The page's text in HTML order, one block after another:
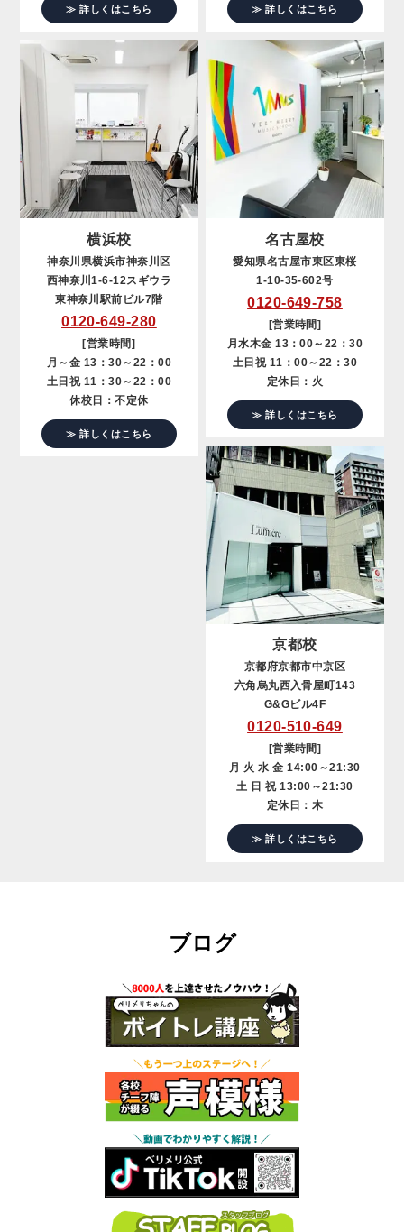
≫ 詳しくはこちら ≫ 詳しくはこちら
横浜校
神奈川県横浜市神奈川区
西神奈川1-6-12スギウラ
東神奈川駅前ビル7階
0120-649-280
[営業時間]
月～金 13：30～22：00
土日祝 11：30～22：00
休校日：不定休
≫ 詳しくはこちら
名古屋校
愛知県名古屋市東区東桜
1-10-35-602号
0120-649-758
[営業時間]
月水木金 13：00～22：30
土日祝 11：00～22：30
定休日：火
≫ 詳しくはこちら
京都校
京都府京都市中京区
六角烏丸西入骨屋町143
G&Gビル4F
0120-510-649
[営業時間]
月 火 水 金 14:00～21:30
土 日 祝 13:00～21:30
定休日：木
≫ 詳しくはこちら
ブログ